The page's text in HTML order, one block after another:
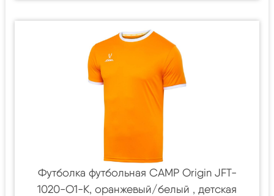
Футболка футбольная CAMP Origin JFT-
1020-O1-K, оранжевый/белый , детская